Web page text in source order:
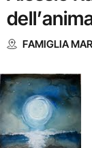
FAMIGLIA